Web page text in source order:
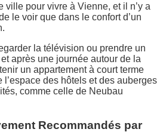
ville pour vivre à Vienne, et il n’y a
le voir que dans le confort d’un
la télévision ou prendre un
après une journée autour de la
un appartement à court terme
l’espace des hôtels et des auberges
comme celle de Neubau
Recommandés par